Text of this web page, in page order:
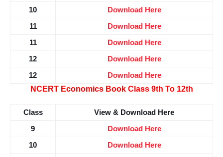
10 Download Here
11 Download Here
11 Download Here
12 Download Here
12 Download Here
NCERT Economics Book Class 9th To 12th
Class View & Download Here
9 Download Here
10 Download Here